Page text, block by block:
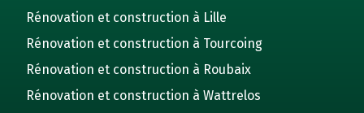
Rénovation et construction à Lille
Rénovation et construction à Tourcoing
Rénovation et construction à Roubaix
Rénovation et construction à Wattrelos